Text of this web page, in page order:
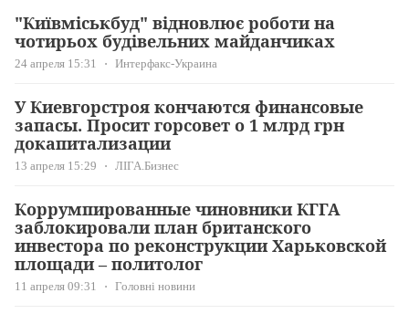
"Київміськбуд" відновлює роботи на
чотирьох будівельних майданчиках
24 апреля 15:31 Интерфакс-Украина
У Киевгорстроя кончаются финансовые
запасы. Просит горсовет о 1 млрд грн
докапитализации
13 апреля 15:29 ЛІГА.Бизнес
Коррумпированные чиновники КГГА
заблокировали план британского
инвестора по реконструкции Харьковской
площади – политолог
11 апреля 09:31 Головні новини